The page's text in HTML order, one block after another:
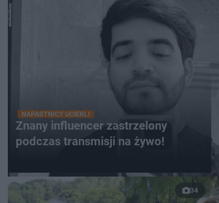
NAPASTNICY UCIEKLI
Znany influencer zastrzelony
podczas transmisji na żywo!
34